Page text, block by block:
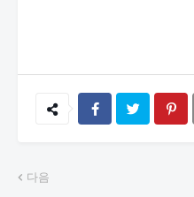
다음